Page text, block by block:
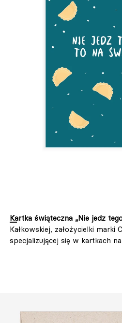
Kartka świąteczna „Nie jedz
Kałkowskiej, założycielki marki
specjalizującej się w kartkach